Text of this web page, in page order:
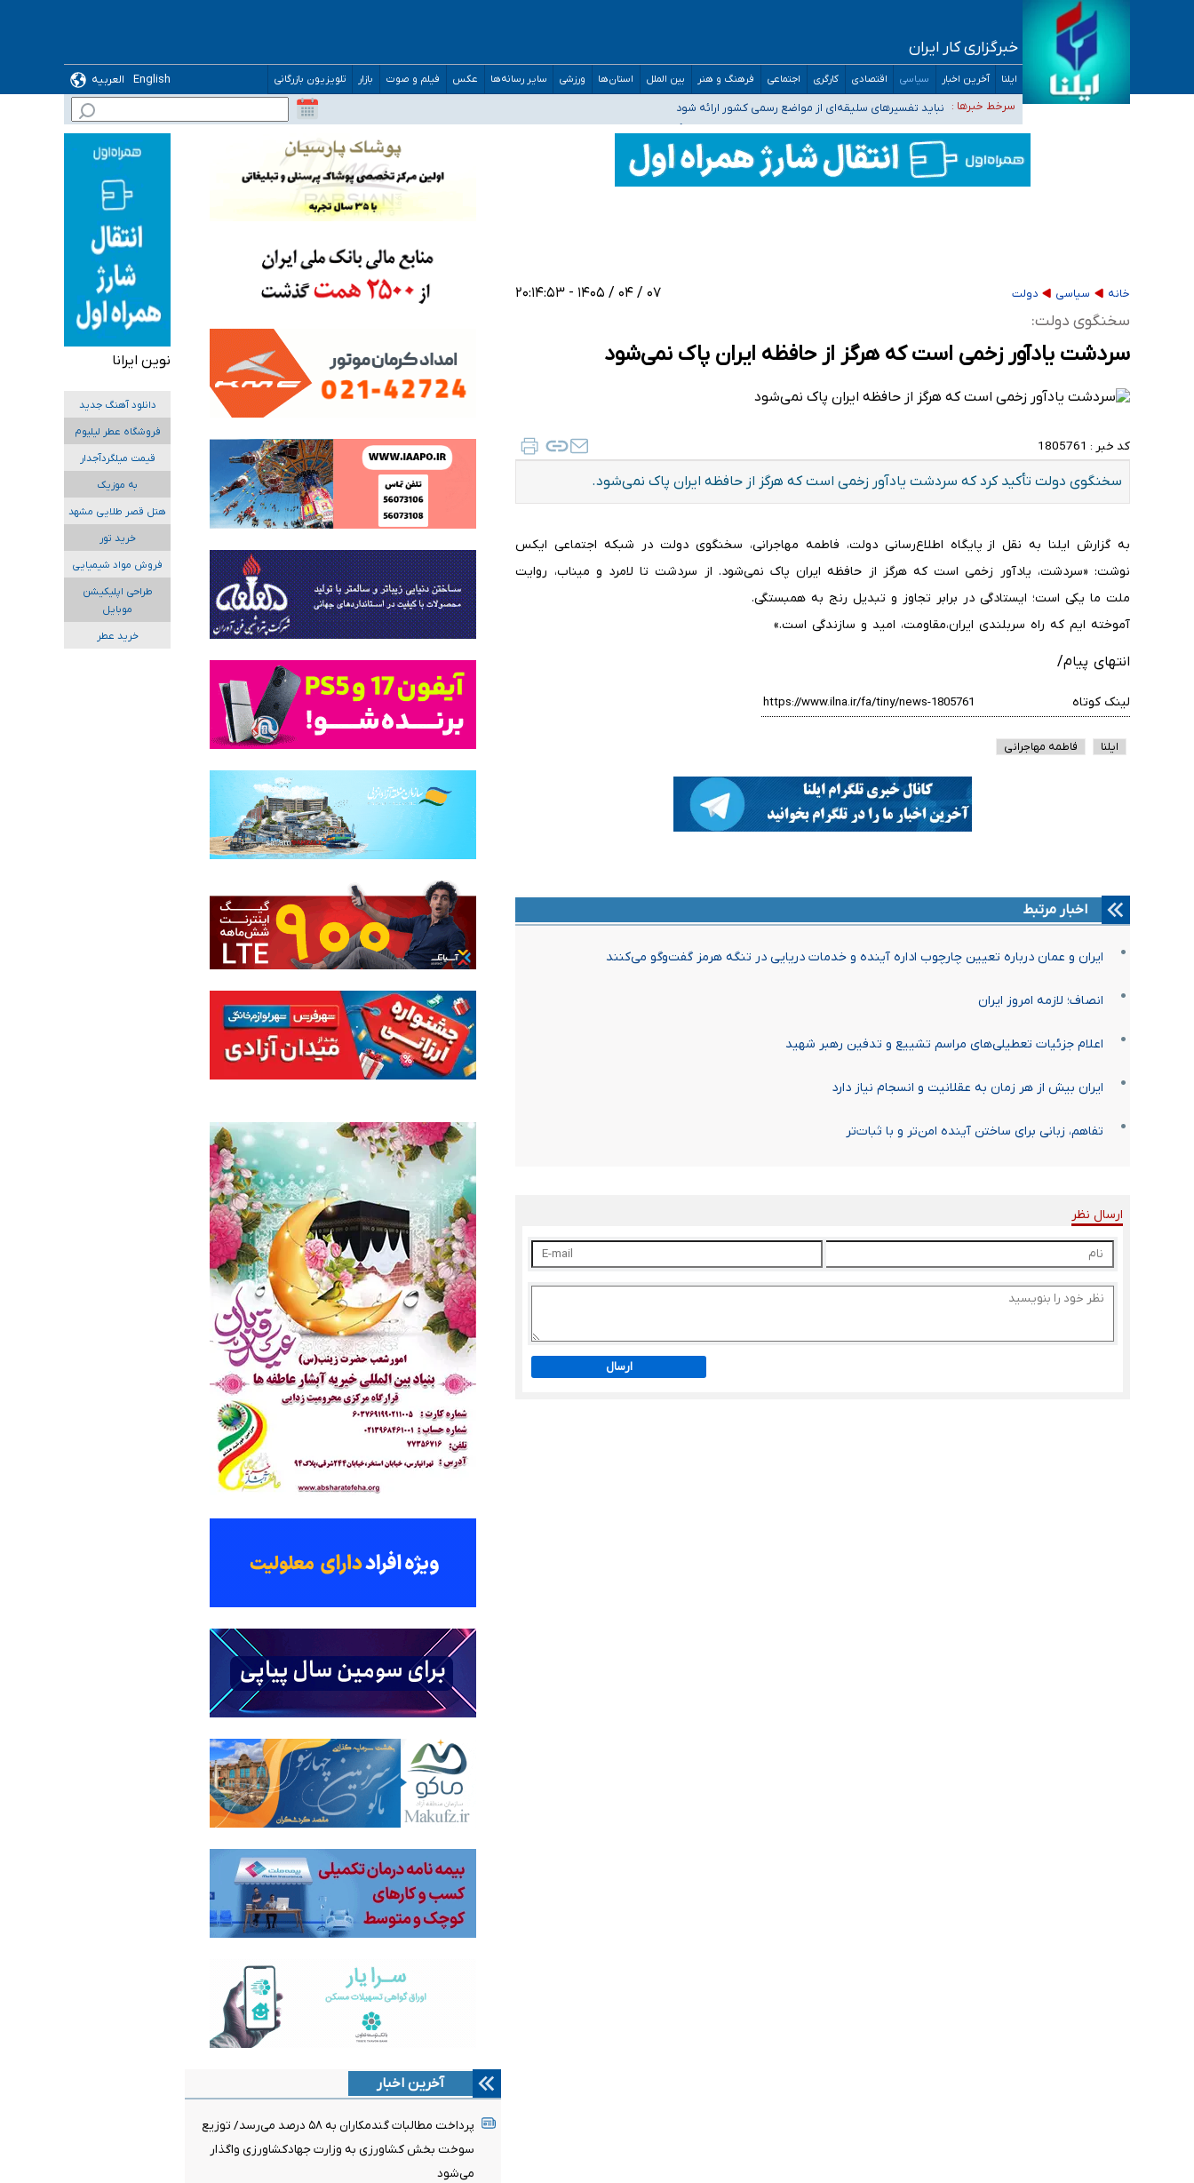
خبرگزاری کار ایران
ایلنا آخرین اخبار سیاسی اقتصادی کارگری اجتماعی فرهنگ و هنر بین الملل استان‌ها ورزشی سایر رسانه‌ها عکس فیلم و صوت بازار تلویزیون بازرگانی English
العربیه
سرخط خبرها :
آمار خودکشی نسبت به سال‌های قبل افزایش نیافته است
دستگیری عامل اصلی حادثه فوت حمیدرضا رجب‌زاده
نباید تفسیرهای سلیقه‌ای از مواضع رسمی کشور ارائه شود
«زیرمیزی» برای داوطلبان پزشکی سراب است/ دریافت‌های غیرمتعارف در شأن پزشکی و کشورمان نیست/ نظام سلامت جلوی این رویه را بگیرد
ضرورت آموزش حریم خصوصی در فضای آنلاین در مدارس/ هزینه‌های سنگین اجتماعی انتشار تصاویر خصوصی برای قربانیان/ سوءاستفاده
مجرمان از ترس رسوایی
خانه سیاسی دولت ۰۷ / ۰۴ / ۱۴۰۵ - ۲۰:۱۴:۵۳
سخنگوی دولت:
سردشت یادآور زخمی است که هرگز از حافظه ایران پاک نمی‌شود
کد خبر : 1805761
سخنگوی دولت تأکید کرد که سردشت یادآور زخمی است که هرگز از حافظه ایران پاک نمی‌شود.
به گزارش ایلنا به نقل از پایگاه اطلاع‌رسانی دولت، فاطمه مهاجرانی، سخنگوی دولت در شبکه اجتماعی ایکس
نوشت:‌ «سردشت، یادآور زخمی است که هرگز از حافظه ایران پاک نمی‌شود. از سردشت تا لامرد و میناب، روایت
ملت ما یکی است؛ ایستادگی در برابر تجاوز و تبدیل رنج به همبستگی.
آموخته ایم که راه سربلندی ایران،مقاومت، امید و سازندگی است.»
انتهای پیام/
لینک کوتاه
ایلنا فاطمه مهاجرانی
اخبار مرتبط
ایران و عمان درباره تعیین چارچوب اداره آینده و خدمات دریایی در تنگه هرمز گفت‌وگو می‌کنند
انصاف؛ لازمه امروز ایران
اعلام جزئیات تعطیلی‌های مراسم تشییع و تدفین رهبر شهید
ایران بیش از هر زمان به عقلانیت و انسجام نیاز دارد
تفاهم، زبانی برای ساختن آینده امن‌تر و با ثبات‌تر
ارسال نظر
ارسال
آخرین اخبار
پرداخت مطالبات گندمکاران به ۵۸ درصد می‌رسد/ توزیع
سوخت بخش کشاورزی به وزارت جهادکشاورزی واگذار
می‌شود
نوین ایرانا
دانلود آهنگ جدید
فروشگاه عطر لیلیوم
قیمت میلگردآجدار
به موزیک
هتل قصر طلایی مشهد
خرید تور
فروش مواد شیمیایی
طراحی اپلیکیشن
موبایل
خرید عطر